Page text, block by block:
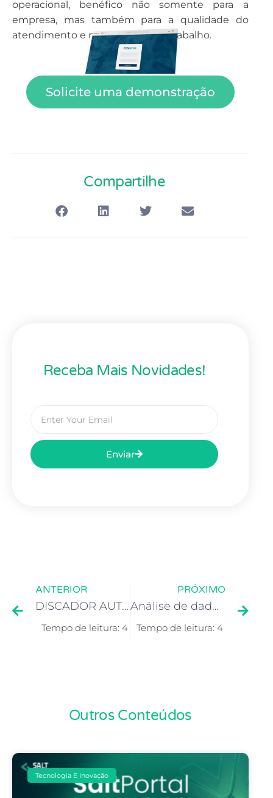
operacional, benéfico não somente para a
empresa, mas também para a qualidade do
atendimento e no ambiente de trabalho.
Solicite uma demonstração
Compartilhe
Receba Mais Novidades!
Enviar
ANTERIOR
DISCADOR AUTOMÁTICO: Tudo que você precisa saber para o sucesso dos seus negócios
PRÓXIMO
Análise de dados para alavancar o seu negócio com mais inteligência.
Outros Conteúdos
Tecnologia E Inovação